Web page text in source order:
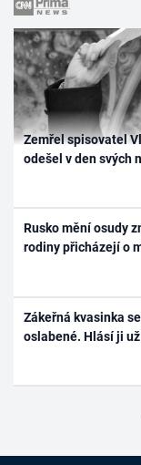
Zemřel spisovatel
odešel v den svých
Rusko mění osudy
rodiny přicházejí o
Zákeřná kvasinka
oslabené. Hlásí ji